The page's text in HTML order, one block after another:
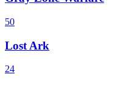
50
Lost Ark
24